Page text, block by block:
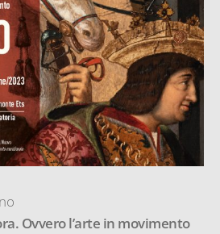
Ovvero l’arte in movimento